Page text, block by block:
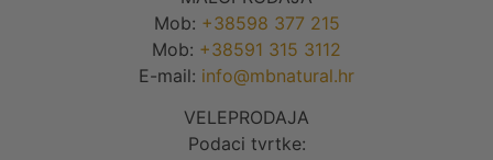
Mob: +38598 377 215
Mob: +38591 315 3112
E-mail: info@mbnatural.hr
VELEPRODAJA
Podaci tvrtke: